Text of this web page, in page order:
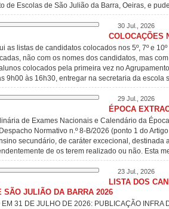
de Escolas de São Julião da Barra, Oeiras, e
30 Jul., 2026
COLOCAÇÕES
as listas de candidatos colocados nos 5º, 7º e
não com os nomes dos candidatos, mas
colocados pela primeira vez no
9h00 às 16h30, entregar na secretaria da escola
29 Jul., 2026
ÉPOCA
de Exames Nacionais e Calendário da
Normativo n.º 8-B/2026 (ponto 1 do
secundário, de caráter excecional,
de os terem realizado ou não. Esta
23 Jul., 2026
LISTA DOS
SÃO JULIÃO DA BARRA 2026
31 DE JULHO DE 2026: PUBLICAÇÃO INFRA